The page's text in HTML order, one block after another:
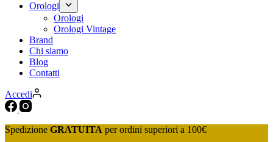
Orologi
Orologi
Orologi Vintage
Brand
Chi siamo
Blog
Contatti
Accedi
Spedizione GRATUITA per ordini superiori a 100€